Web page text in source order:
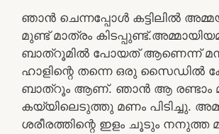
ഞാൻ ചെന്നപ്പോൾ കട്ടിലിൽ
മുണ്ട് മാത്രം
ബാത്‌റൂമിൽ പോയത് ആണെന്ന്
ഹാളിന്റെ തന്നെ ഒരു സൈഡിൽ
ബാത്റൂം ആണ്. ഞാൻ ആ രണ്ടാം
കയ്യിലെടുത്തു മണം പിടിച്ചു.
ശരീരത്തിന്റെ ഇളം ചൂടും നനുത്ത